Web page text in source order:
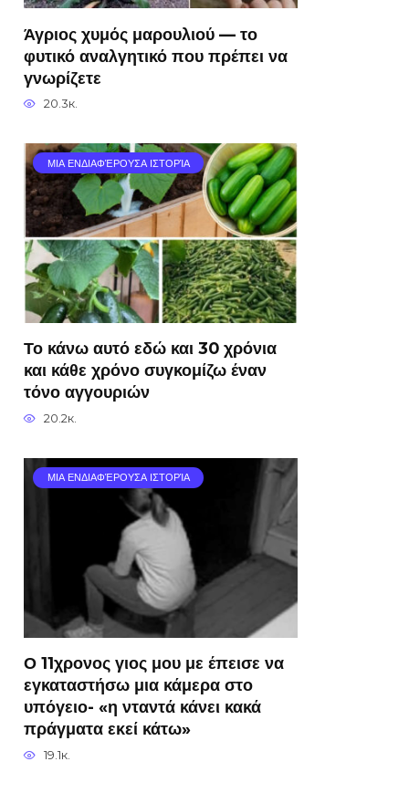
Άγριος χυμός μαρουλιού — το
φυτικό αναλγητικό που πρέπει να
γνωρίζετε
20.3к.
ΜΙΑ ΕΝΔΙΑΦΈΡΟΥΣΑ ΙΣΤΟΡΊΑ
Το κάνω αυτό εδώ και 30 χρόνια
και κάθε χρόνο συγκομίζω έναν
τόνο αγγουριών
20.2к.
ΜΙΑ ΕΝΔΙΑΦΈΡΟΥΣΑ ΙΣΤΟΡΊΑ
Ο 11χρονος γιος μου με έπεισε να
εγκαταστήσω μια κάμερα στο
υπόγειο- «η νταντά κάνει κακά
πράγματα εκεί κάτω»
19.1к.